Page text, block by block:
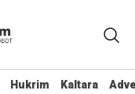
Hukrim Kaltara
Hukrim Kaltara